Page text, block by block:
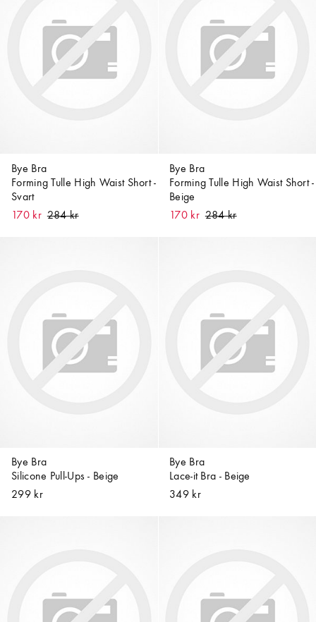
Bye Bra
Forming Tulle High Waist Short -
Svart
170 kr
Bye Bra
Forming Tulle High Waist Short -
Beige
170 kr
Bye Bra
Silicone Pull-Ups - Beige
299 kr
Bye Bra
Lace-it Bra - Beige
349 kr